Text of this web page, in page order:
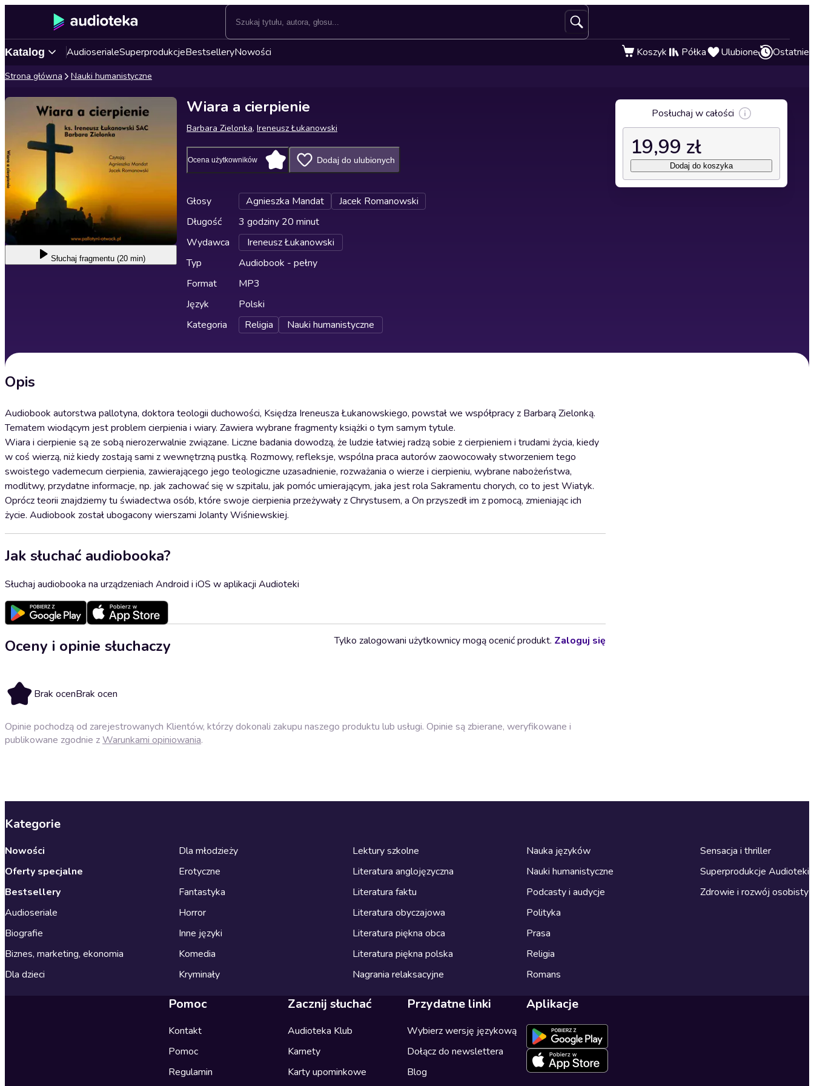
Katalog AudioserialeSuperprodukcjeBestselleryNowości Koszyk Półka Ulubione Ostatnie
Strona główna Nauki humanistyczne
Słuchaj fragmentu (20 min)
Wiara a cierpienie
Barbara Zielonka, Ireneusz Łukanowski
Ocena użytkowników Dodaj do ulubionych
Głosy Agnieszka Mandat
Jacek Romanowski
Długość
3 godziny 20 minut
Wydawca
Ireneusz Łukanowski
Typ
Audiobook - pełny
Format
MP3
Język
Polski
Kategoria
Religia Nauki humanistyczne
Opis
Audiobook autorstwa pallotyna, doktora teologii duchowości, Księdza Ireneusza Łukanowskiego, powstał we współpracy z Barbarą Zielonką.
Tematem wiodącym jest problem cierpienia i wiary. Zawiera wybrane fragmenty książki o tym samym tytule.
Wiara i cierpienie są ze sobą nierozerwalnie związane. Liczne badania dowodzą, że ludzie łatwiej radzą sobie z cierpieniem i trudami życia, kiedy
w coś wierzą, niż kiedy zostają sami z wewnętrzną pustką. Rozmowy, refleksje, wspólna praca autorów zaowocowały stworzeniem tego
swoistego vademecum cierpienia, zawierającego jego teologiczne uzasadnienie, rozważania o wierze i cierpieniu, wybrane nabożeństwa,
modlitwy, przydatne informacje, np. jak zachować się w szpitalu, jak pomóc umierającym, jaka jest rola Sakramentu chorych, co to jest Wiatyk.
Oprócz teorii znajdziemy tu świadectwa osób, które swoje cierpienia przeżywały z Chrystusem, a On przyszedł im z pomocą, zmieniając ich
życie. Audiobook został ubogacony wierszami Jolanty Wiśniewskiej.
Jak słuchać audiobooka?
Słuchaj audiobooka na urządzeniach Android i iOS w aplikacji Audioteki
Oceny i opinie słuchaczy
Brak ocenBrak ocen
Tylko zalogowani użytkownicy mogą ocenić produkt. Zaloguj się
Opinie pochodzą od zarejestrowanych Klientów, którzy dokonali zakupu naszego produktu lub usługi. Opinie są zbierane, weryfikowane i
publikowane zgodnie zWarunkami opiniowania.
Posłuchaj w całości
19,99 zł
Dodaj do koszyka
Kategorie
Nowości
Oferty specjalne
Bestsellery
Audioseriale
Biografie
Biznes, marketing, ekonomia
Dla dzieci
Dla młodzieży
Erotyczne
Fantastyka
Horror
Inne języki
Komedia
Kryminały
Lektury szkolne
Literatura anglojęzyczna
Literatura faktu
Literatura obyczajowa
Literatura piękna obca
Literatura piękna polska
Nagrania relaksacyjne
Nauka języków
Nauki humanistyczne
Podcasty i audycje
Polityka
Prasa
Religia
Romans
Sensacja i thriller
Superprodukcje Audioteki
Zdrowie i rozwój osobisty
Pomoc
Kontakt
Pomoc
Regulamin
Zacznij słuchać
Audioteka Klub
Karnety
Karty upominkowe
Przydatne linki
Wybierz wersję językową
Dołącz do newslettera
Blog
Aplikacje